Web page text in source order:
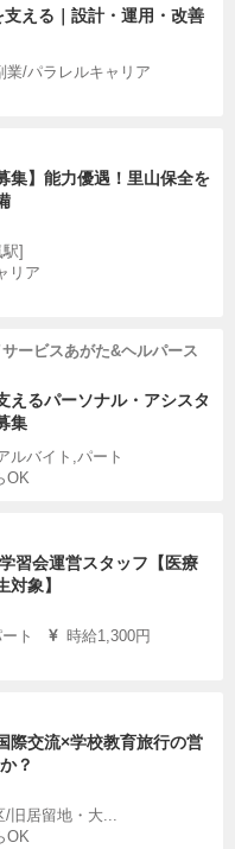
なるわけではありませ
待ちしております。
隊募集サイト≫
おこし協力隊】で検
える｜設計・運用・改善
業/パラレルキャリア
集】能力優遇！里山保全を
]
リア
ービスあがた&ヘルパース
えるパーソナル・アシスタ
集
ルバイト,パート
OK
習会運営スタッフ【医療
象】
ト
時給1,300円
際交流×学校教育旅行の営
？
/旧居留地・大...
OK